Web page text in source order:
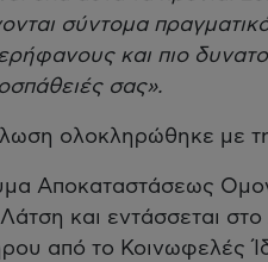
σύντομα
και πιο
σας».
ολοκληρώθηκε με
Αποκαταστάσεως
Λάτση και εντάσσεται
από το Κοινωφελές